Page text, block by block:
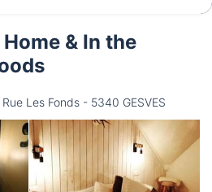
& In the
Les Fonds - 5340 GESVES